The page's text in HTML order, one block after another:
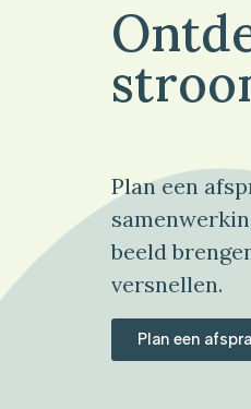
Plan een
beeld
versnellen.
Plan een